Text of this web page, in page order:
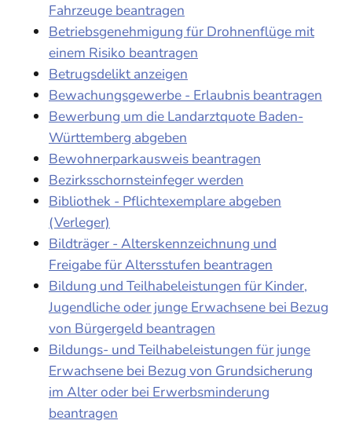
Fahrzeuge beantragen
Betriebsgenehmigung für Drohnenflüge mit
einem Risiko beantragen
Betrugsdelikt anzeigen
Bewachungsgewerbe - Erlaubnis beantragen
Bewerbung um die Landarztquote Baden-
Württemberg abgeben
Bewohnerparkausweis beantragen
Bezirksschornsteinfeger werden
Bibliothek - Pflichtexemplare abgeben
(Verleger)
Bildträger - Alterskennzeichnung und
Freigabe für Altersstufen beantragen
Bildung und Teilhabeleistungen für Kinder,
Jugendliche oder junge Erwachsene bei Bezug
von Bürgergeld beantragen
Bildungs- und Teilhabeleistungen für junge
Erwachsene bei Bezug von Grundsicherung
im Alter oder bei Erwerbsminderung
beantragen